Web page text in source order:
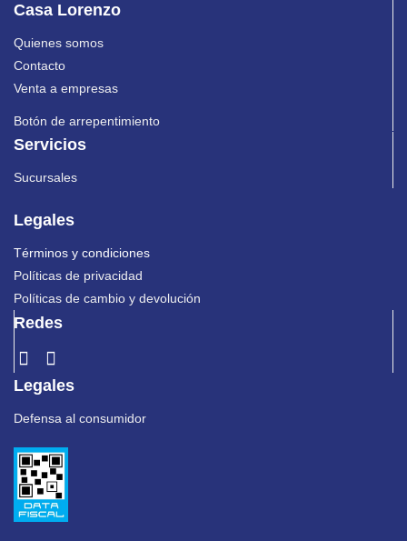
Casa Lorenzo
Quienes somos
Contacto
Venta a empresas
Botón de arrepentimiento
Servicios
Sucursales
Legales
Términos y condiciones
Políticas de privacidad
Políticas de cambio y devolución
Redes
Legales
Defensa al consumidor